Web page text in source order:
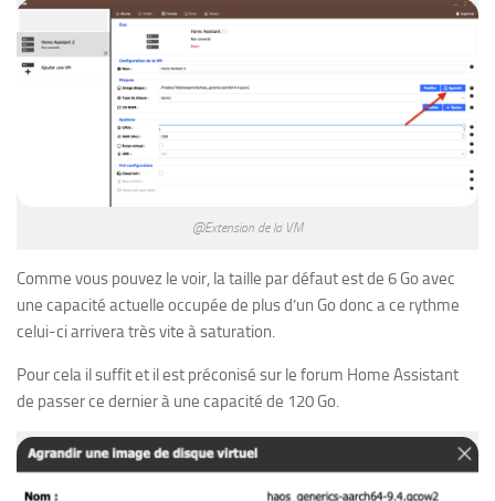
@Extension de la VM
Comme vous pouvez le voir, la taille par défaut est de 6 Go avec
une capacité actuelle occupée de plus d’un Go donc a ce rythme
celui-ci arrivera très vite à saturation.
Pour cela il suffit et il est préconisé sur le forum Home Assistant
de passer ce dernier à une capacité de 120 Go.